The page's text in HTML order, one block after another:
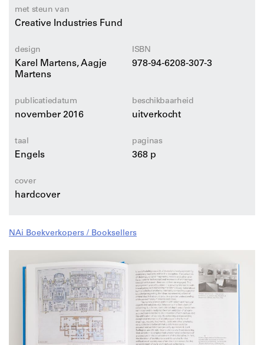
belangrijkste architectuurinstituten ter wereld én een
kritische analyse van een verschijnsel dat zich sinds
heeft ontwikkeld tot een fundamenteel instrument voor
de bevordering en de verspreiding van architectuur.
met steun van
Creative Industries Fund
design
Karel Martens, Aagje
Martens
ISBN
978-94-6208-307-3
publicatiedatum
november 2016
beschikbaarheid
uitverkocht
taal
Engels
paginas
368 p
cover
hardcover
NAi Boekverkopers / Booksellers